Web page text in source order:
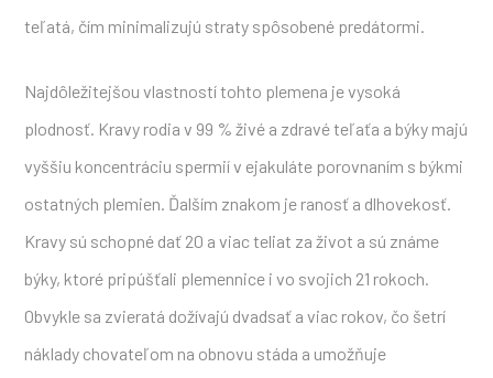
teľatá, čím minimalizujú straty spôsobené predátormi.
Najdôležitejšou vlastností tohto plemena je vysoká
plodnosť. Kravy rodia v 99 % živé a zdravé teľaťa a býky majú
vyššiu koncentráciu spermií v ejakuláte porovnaním s býkmi
ostatných plemien. Ďalším znakom je ranosť a dlhovekosť.
Kravy sú schopné dať 20 a viac teliat za život a sú známe
býky, ktoré pripúšťali plemennice i vo svojich 21 rokoch.
Obvykle sa zvieratá dožívajú dvadsať a viac rokov, čo šetrí
náklady chovateľom na obnovu stáda a umožňuje